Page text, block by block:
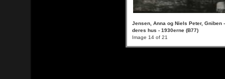
Jensen, Anna og Niels Peter, Gniben
deres hus - 1930erne (B77)
Image 14 of 21